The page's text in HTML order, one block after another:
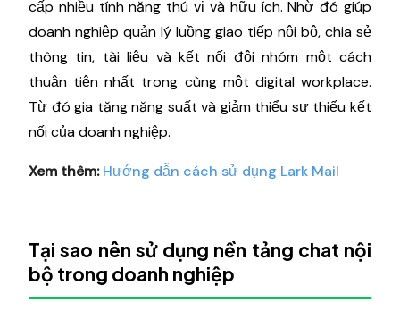
cấp nhiều tính năng thú vị và hữu ích. Nhờ đó giúp
doanh nghiệp quản lý luồng giao tiếp nội bộ, chia sẻ
thông tin, tài liệu và kết nối đội nhóm một cách
thuận tiện nhất trong cùng một digital workplace.
Từ đó gia tăng năng suất và giảm thiểu sự thiếu kết
nối của doanh nghiệp.
Xem thêm: Hướng dẫn cách sử dụng Lark Mail
Tại sao nên sử dụng nền tảng chat nội
bộ trong doanh nghiệp